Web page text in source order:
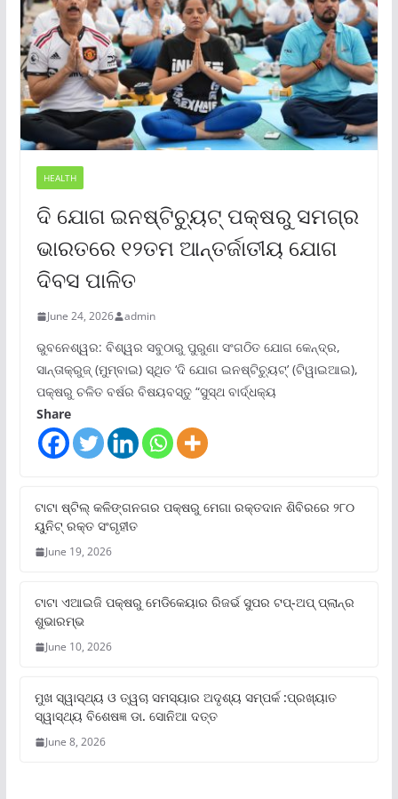
HEALTH
ଦି ଯୋଗ ଇନଷ୍ଟିଚ୍ୟୁଟ୍ ପକ୍ଷରୁ ସମଗ୍ର
ଭାରତରେ ୧୨ତମ ଆନ୍ତର୍ଜାତୀୟ ଯୋଗ
ଦିବସ ପାଳିତ
June 24, 2026 admin
ଭୁବନେଶ୍ୱର: ବିଶ୍ୱର ସବୁଠାରୁ ପୁରୁଣା ସଂଗଠିତ ଯୋଗ କେନ୍ଦ୍ର,
ସାନ୍ତାକ୍ରୁଜ୍ (ମୁମ୍ବାଇ) ସ୍ଥିତ ‘ଦି ଯୋଗ ଇନଷ୍ଟିଚ୍ୟୁଟ୍‌’ (ଟିୱାଇଆଇ),
ପକ୍ଷରୁ ଚଳିତ ବର୍ଷର ବିଷୟବସ୍ତୁ “ସୁସ୍ଥ ବାର୍ଦ୍ଧକ୍ୟ
Share
ଟାଟା ଷ୍ଟିଲ୍‌ କଳିଙ୍ଗନଗର ପକ୍ଷରୁ ମେଗା ରକ୍ତଦାନ ଶିବିରରେ ୨୮୦
ୟୁନିଟ୍‌ ରକ୍ତ ସଂଗୃହୀତ
June 19, 2026
ଟାଟା ଏଆଇଜି ପକ୍ଷରୁ ମେଡିକେୟାର ରିଜର୍ଭ ସୁପର ଟପ୍‌-ଅପ୍ ପ୍ଲାନ୍‌ର
ଶୁଭାରମ୍ଭ
June 10, 2026
ମୁଖ ସ୍ୱାସ୍ଥ୍ୟ ଓ ତ୍ୱଚା ସମସ୍ୟାର ଅଦୃଶ୍ୟ ସମ୍ପର୍କ :ପ୍ରଖ୍ୟାତ
ସ୍ୱାସ୍ଥ୍ୟ ବିଶେଷଜ୍ଞ ଡା. ସୋନିଆ ଦତ୍ତ
June 8, 2026